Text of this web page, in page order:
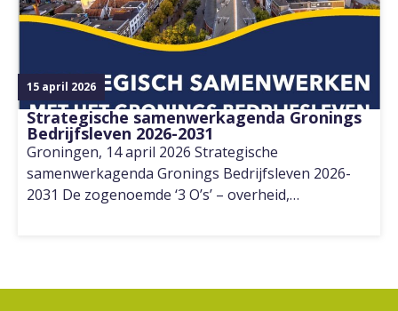
15 april 2026
Strategische samenwerkagenda Gronings
Bedrijfsleven 2026-2031
Groningen, 14 april 2026 Strategische
samenwerkagenda Gronings Bedrijfsleven 2026-
2031 De zogenoemde ‘3 O’s’ – overheid,…